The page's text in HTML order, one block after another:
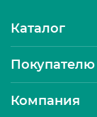
Каталог
Покупателю
Компания